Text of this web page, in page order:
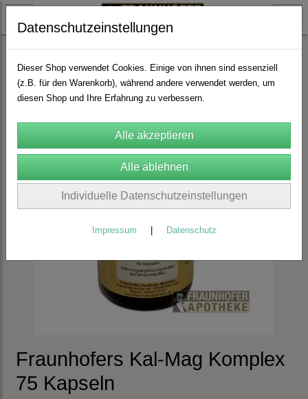
FA Orthomolekulare Produkte
Fraunhofers Kal-Mag Komplex
75 Kapseln
Datenschutzeinstellungen
Dieser Shop verwendet Cookies. Einige von ihnen sind essenziell
(z.B. für den Warenkorb), während andere verwendet werden, um
diesen Shop und Ihre Erfahrung zu verbessern.
Individuelle Datenschutzeinstellungen
Impressum Datenschutz